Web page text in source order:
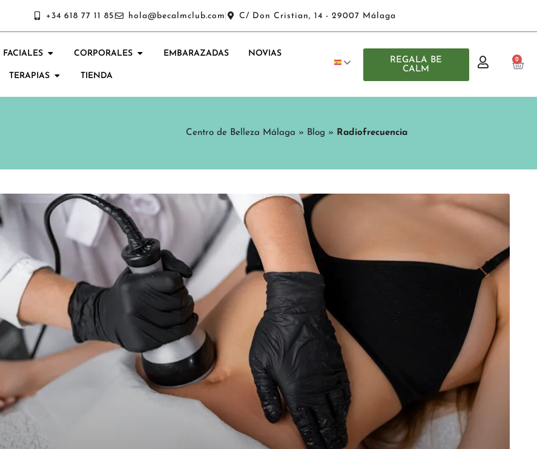
+34 618 77 11 85 hola@becalmclub.com C/ Don Cristian, 14 - 29007 Málaga
FACIALES CORPORALES EMBARAZADAS NOVIAS
TERAPIAS TIENDA
REGALA BE
CALM
0
Centro de Belleza Málaga » Blog » Radiofrecuencia